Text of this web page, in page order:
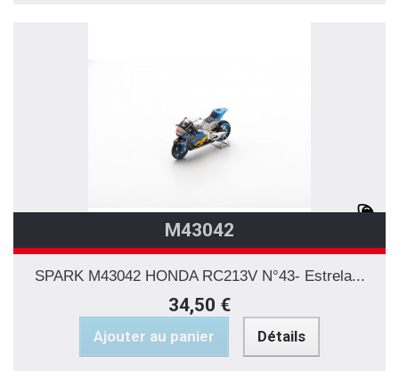
M43042
SPARK M43042 HONDA RC213V N°43- Estrela...
34,50 €
Ajouter au panier Détails